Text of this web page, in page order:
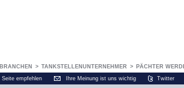
BRANCHEN > TANKSTELLENUNTERNEHMER >
PÄCHTER
Seite empfehlen Ihre Meinung ist uns wichtig Twitter